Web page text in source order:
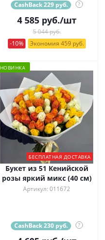
CashBack 229 руб. ?
4 585руб./шт
5 044 руб.
-10%
Экономия 459 руб.
НОВИНКА
БЕСПЛАТНАЯ ДОСТАВКА
Букет из 51 Кенийской
розы яркий микс (40 см)
Артикул: 011672
CashBack 230 руб. ?